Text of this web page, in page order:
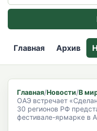
Главная Архив
Главная/Новости/В
ОАЭ встречает
30 регионов РФ
фестивале-ярмарке в